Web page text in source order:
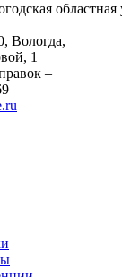
областная
Вологда,
1
–